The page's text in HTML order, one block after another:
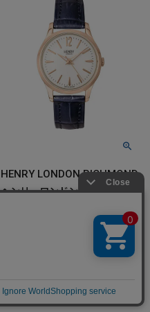
HENRY LONDON RICHMOND
ヘンリーロンドン リッチモンド
7,866
在庫切れ